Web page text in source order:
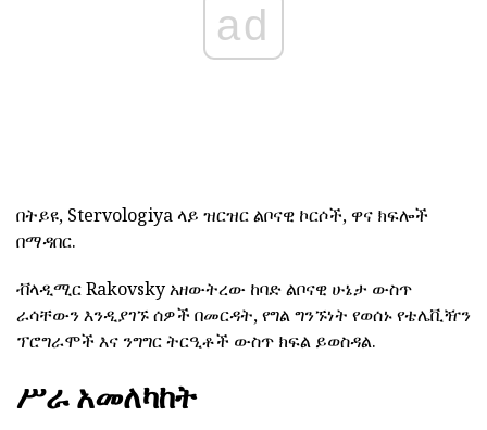
ad
በትይዩ, Stervologiya ላይ ዝርዝር ልቦናዊ ኮርሶች, ዋና ክፍሎች
በማዳበር.
ቭላዲሚር Rakovsky አዘውትረው ከባድ ልቦናዊ ሁኔታ ውስጥ
ራሳቸውን እንዲያገኙ ሰዎች በመርዳት, የግል ግንኙነት የወሰኑ የቴሌቪዥን
ፕሮግራሞች እና ንግግር ትርዒቶች ውስጥ ክፍል ይወስዳል.
ሥራ አመለካከት